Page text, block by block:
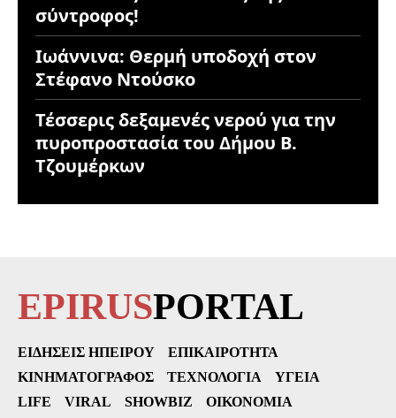
σύντροφος!
Ιωάννινα: Θερμή υποδοχή στον
Στέφανο Ντούσκο
Τέσσερις δεξαμενές νερού για την
πυροπροστασία του Δήμου Β.
Τζουμέρκων
EPIRUSPORTAL
ΕΙΔΉΣΕΙΣ ΗΠΕΊΡΟΥ
ΕΠΙΚΑΙΡΌΤΗΤΑ
ΚΙΝΗΜΑΤΟΓΡΆΦΟΣ
ΤΕΧΝΟΛΟΓΊΑ
ΥΓΕΊΑ
LIFE
VIRAL SHOWBIZ
ΟΙΚΟΝΟΜΊΑ